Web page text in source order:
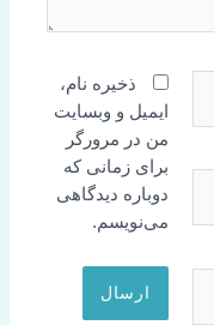
ذخیره نام،
ایمیل و وبسایت
من در مرورگر
برای زمانی که
دوباره دیدگاهی
می‌نویسم.